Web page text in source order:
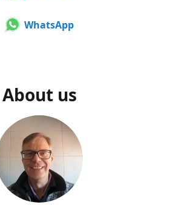
WhatsApp
About us